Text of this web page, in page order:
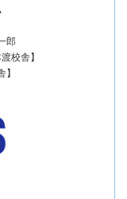
郎
校舎】